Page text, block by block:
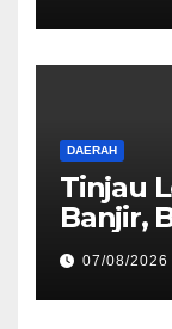
DAERAH
Tinjau
Banjir,
Mahyeldi
07/08/2026